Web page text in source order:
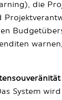
die
System